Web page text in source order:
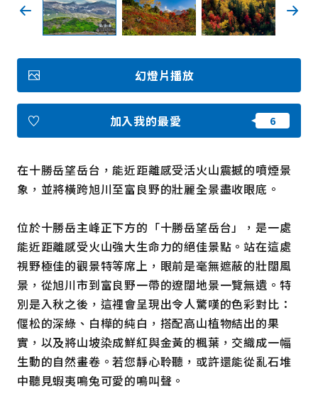
Face
book
Insta
gram
YouT
ube
Insta
gram
Face
book
照片集
影片
觀光手冊
使用條款
隱私權政策摘要
Cookie 政策
語言
在十勝岳望岳台，能近距離感受活火山震撼的噴煙景
象，並將橫跨旭川至富良野的壯麗全景盡收眼底。
位於十勝岳主峰正下方的「十勝岳望岳台」，是一處
能近距離感受火山強大生命力的絕佳景點。站在這處
視野極佳的觀景特等席上，眼前是毫無遮蔽的壯闊風
景，從旭川市到富良野一帶的遼闊地景一覽無遺。特
別是入秋之後，這裡會呈現出令人驚嘆的色彩對比：
偃松的深綠、白樺的純白，搭配高山植物結出的果
實，以及將山坡染成鮮紅與金黃的楓葉，交織成一幅
生動的自然畫卷。若您靜心聆聽，或許還能從亂石堆
中聽見蝦夷鳴兔可愛的鳴叫聲。
幻燈片播放
加入我的最愛